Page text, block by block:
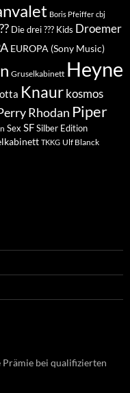
Boris Pfeiffer cbj
Die drei ??? Kids Droemer
EUROPA (Sony Music)
Gruselkabinett Heyne
Knaur kosmos
Rhodan Piper
Sex SFSilber Edition
TKKG Ulf Blanck
bei qualifizierten